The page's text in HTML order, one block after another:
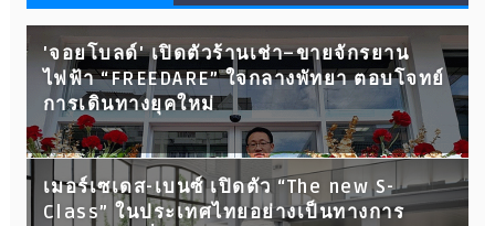
'จอยโบลด์' เปิดตัวร้านเช่า–ขายจักรยาน
ไฟฟ้า “FREEDARE” ใจกลางพัทยา ตอบโจทย์
การเดินทางยุคใหม่
เมอร์เซเดส-เบนซ์ เปิดตัว “The new S-
Class” ในประเทศไทยอย่างเป็นทางการ